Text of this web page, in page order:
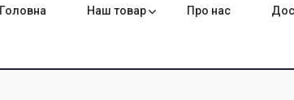
Головна Наш товар Про нас